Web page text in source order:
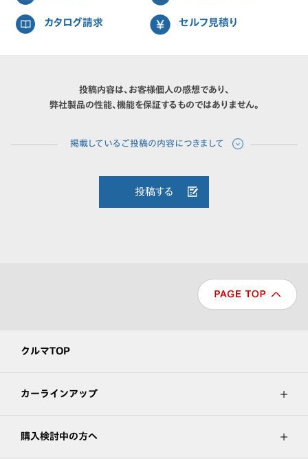
カタログ請求 セルフ見積り
投稿内容は、お客様個人の感想であり、
弊社製品の性能、機能を保証するものではありません。
投稿する
クルマTOP
カーラインアップ
購入検討中の方へ